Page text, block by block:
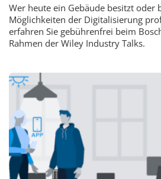
Wer heute ein Gebäude besitzt oder
Möglichkeiten der Digitalisierung
erfahren Sie gebührenfrei beim
Rahmen der Wiley Industry Talks.